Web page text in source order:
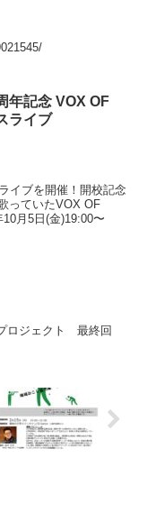
年記念 VOX OF
ライブ
イブを開催！開校記念
っていたVOX OF
月5日(金)19:00〜
ロジェクト 最終回